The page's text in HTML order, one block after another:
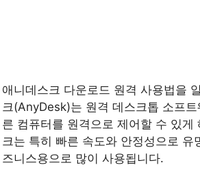
애니데스크 다운로드 원격 사용법을
크(AnyDesk)는 원격 데스크톱 소프
른 컴퓨터를 원격으로 제어할 수 있게
크는 특히 빠른 속도와 안정성으로 유
즈니스용으로 많이 사용됩니다.